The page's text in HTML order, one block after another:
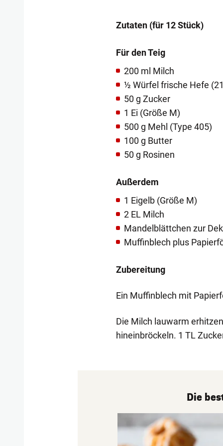
Zutaten (für 12 Stück)
Für den Teig
200 ml Milch
½ Würfel frische Hefe
50 g Zucker
1 Ei (Größe M)
500 g Mehl (Type 405)
100 g Butter
50 g Rosinen
Außerdem
1 Eigelb (Größe M)
2 EL Milch
Mandelblättchen zur
Muffinblech plus
Zubereitung
Ein Muffinblech mit
Die Milch lauwarm
hineinbröckeln. 1 TL
Die